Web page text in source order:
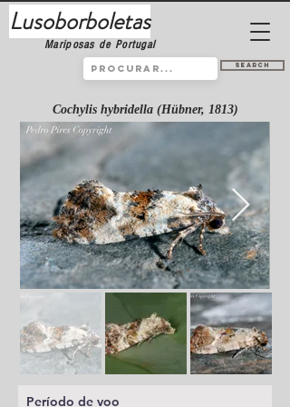
Lusoborboletas
Mariposas de Portugal
Search
Cochylis hybridella (Hübner, 1813)
Período de voo